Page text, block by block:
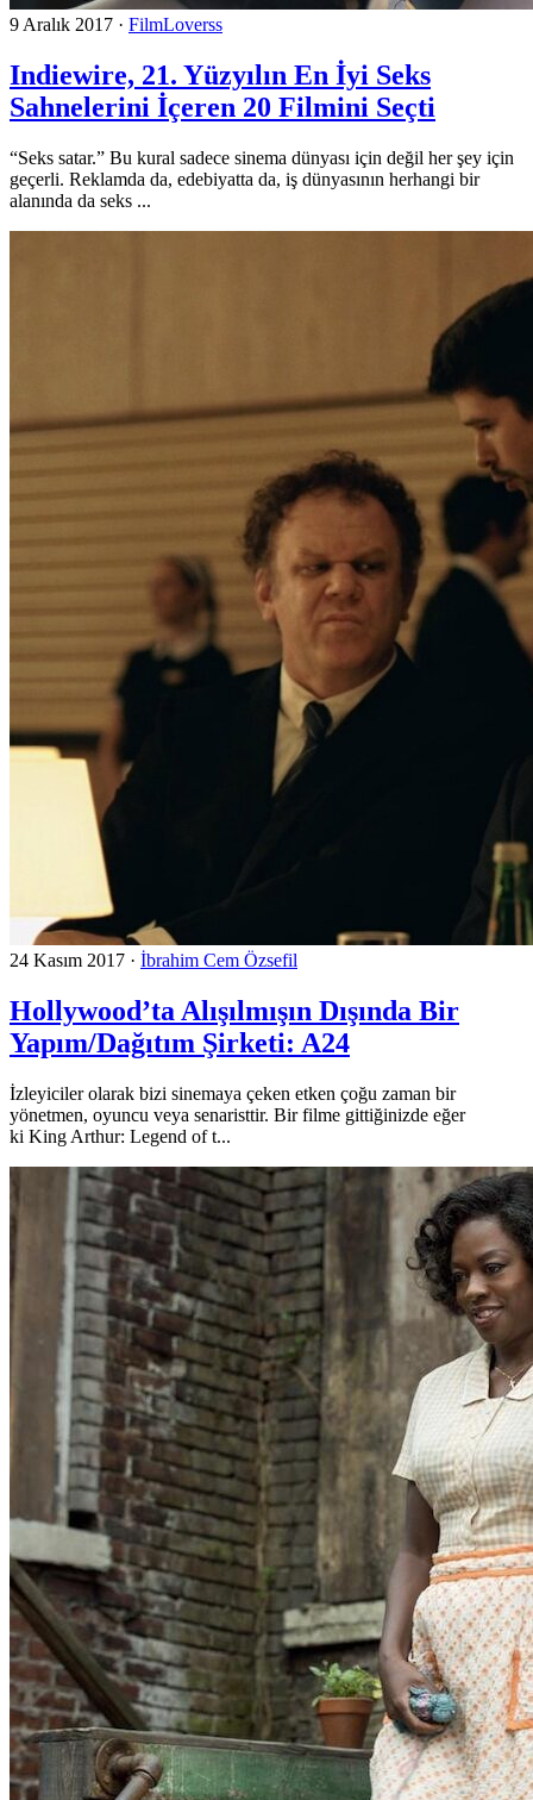
9 Aralık 2017 · FilmLoverss
Indiewire, 21. Yüzyılın En İyi Seks
Sahnelerini İçeren 20 Filmini Seçti
“Seks satar.” Bu kural sadece sinema dünyası için değil her şey için
geçerli. Reklamda da, edebiyatta da, iş dünyasının herhangi bir
alanında da seks ...
24 Kasım 2017 · İbrahim Cem Özsefil
Hollywood’ta Alışılmışın Dışında Bir
Yapım/Dağıtım Şirketi: A24
İzleyiciler olarak bizi sinemaya çeken etken çoğu zaman bir
yönetmen, oyuncu veya senaristtir. Bir filme gittiğinizde eğer
ki King Arthur: Legend of t...